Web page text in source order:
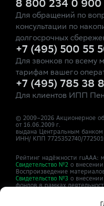
8 800 234 0 900
Для обращений по
консультации по
долгосрочных
+7 (495) 500 55
Для звонков по всему
тарифам вашего
+7 (495) 785 38
Для клиентов ИПП
© 2009–2026 Акционерное
от 16.06.2009 г.
выдана Центральным
ИНН/ КПП 7725352740/
Рейтинг надёжности ruAAA:
Свидетельство №2 о
Воспроизведение
Свидетельство №3 о
фондов в рамках